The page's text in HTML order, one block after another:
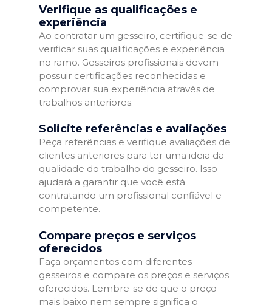
Verifique as qualificações e
experiência
Ao contratar um gesseiro, certifique-se de
verificar suas qualificações e experiência
no ramo. Gesseiros profissionais devem
possuir certificações reconhecidas e
comprovar sua experiência através de
trabalhos anteriores.
Solicite referências e avaliações
Peça referências e verifique avaliações de
clientes anteriores para ter uma ideia da
qualidade do trabalho do gesseiro. Isso
ajudará a garantir que você está
contratando um profissional confiável e
competente.
Compare preços e serviços
oferecidos
Faça orçamentos com diferentes
gesseiros e compare os preços e serviços
oferecidos. Lembre-se de que o preço
mais baixo nem sempre significa o